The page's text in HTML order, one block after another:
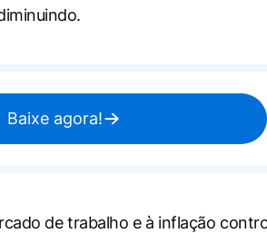
Baixe agora!
de trabalho e à inflação